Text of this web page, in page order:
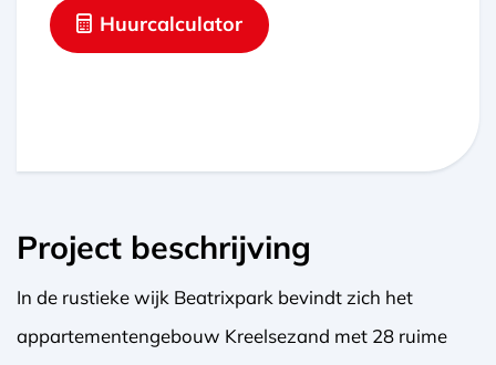
Huurcalculator
Project beschrijving
In de rustieke wijk Beatrixpark bevindt zich het
appartementengebouw Kreelsezand met 28 ruime